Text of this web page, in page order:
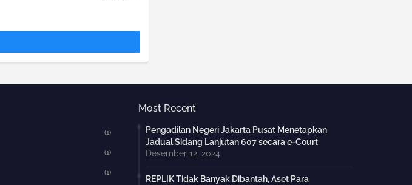
(1)
(1)
(1)
Most Recent
Pengadilan Negeri Jakarta Pusat Menetapkan
Jadual Sidang Lanjutan 607 secara e-Court
Desember 12, 2024
REPLIK Tidak Banyak Dibantah, Aset Para